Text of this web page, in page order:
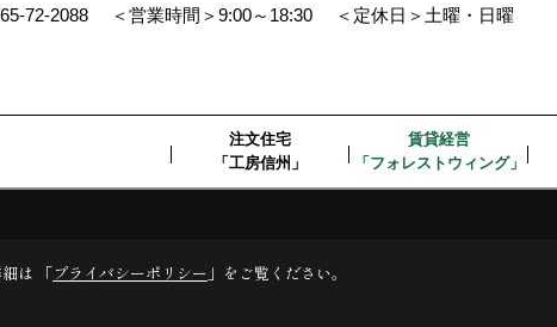
72-2088 ＜営業時間＞9:00～18:30 ＜定休日＞土曜・日曜
注文住宅
「工房信州」
賃貸経営
「フォレストウィング」
は 「プライバシーポリシー 」をご覧ください。